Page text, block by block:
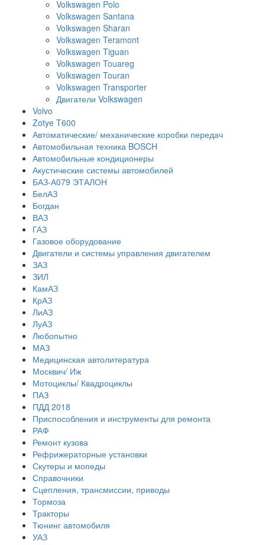
Volkswagen Polo
Volkswagen Santana
Volkswagen Sharan
Volkswagen Teramont
Volkswagen Tiguan
Volkswagen Touareg
Volkswagen Touran
Volkswagen Transporter
Двигатели Volkswagen
Volvo
Zotye T600
Автоматические/ механические коробки передач
Автомобильная техника BOSCH
Автомобильные кондиционеры
Акустические системы автомобилей
БАЗ-А079 ЭТАЛОН
БелАЗ
Богдан
ВАЗ
ГАЗ
Газовое оборудование
Двигатели и системы управления двигателем
ЗАЗ
ЗИЛ
КамАЗ
КрАЗ
ЛиАЗ
ЛуАЗ
Любопытно
МАЗ
Медицинская автолитература
Москвич/ Иж
Мотоциклы/ Квадроциклы
ПАЗ
ПДД 2018
Приспособления и инструменты для ремонта
РАФ
Ремонт кузова
Рефрижераторные установки
Скутеры и мопеды
Справочники
Сцепления, трансмиссии, приводы
Тормоза
Тракторы
Тюнинг автомобиля
УАЗ